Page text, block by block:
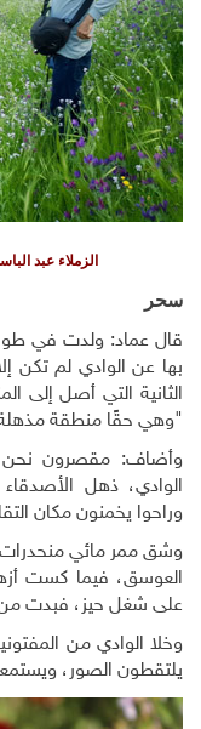
الزملاء عبد
سحر
الثانية التي أصل إلى
"وهي حقًا منطقة
وأضاف: مقصرون نحن
الوادي، ذهل
وراحوا يخمنون مكان
وشق ممر مائي
العوسق، فيما كست
على شغل حيز، فبدت من
وخلا الوادي من
يلتقطون الصور،